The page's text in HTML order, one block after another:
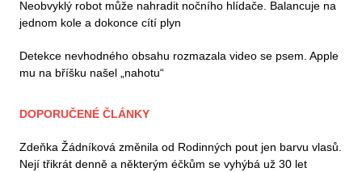
Neobvyklý robot může nahradit nočního hlídače. Balancuje na
jednom kole a dokonce cítí plyn
Detekce nevhodného obsahu rozmazala video se psem. Apple
mu na bříšku našel „nahotu“
DOPORUČENÉ ČLÁNKY
Zdeňka Žádníková změnila od Rodinných pout jen barvu vlasů.
Nejí třikrát denně a některým éčkům se vyhýbá už 30 let